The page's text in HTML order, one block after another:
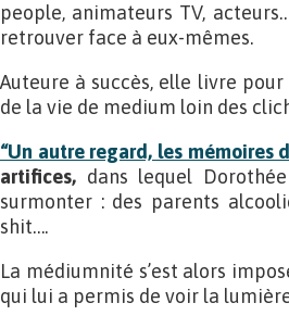
people, animateurs TV,
retrouver face à eux-mêmes.
Auteure à succès, elle livre
de la vie de medium loin des
“Un autre regard, les mémoires
artifices, dans lequel
surmonter : des parents
shit….
La médiumnité s’est alors
qui lui a permis de voir la